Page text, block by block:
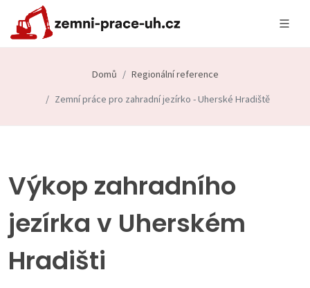
Domů
Regionální reference
Zemní práce pro zahradní jezírko - Uherské Hradiště
Výkop zahradního
jezírka v Uherském
Hradišti